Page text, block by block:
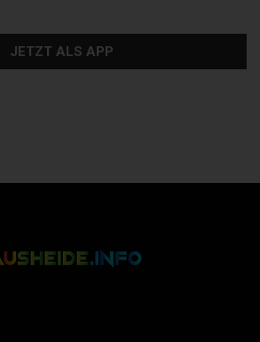
JETZT ALS APP